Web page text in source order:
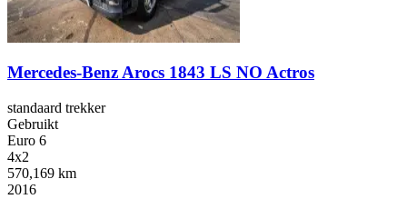
Mercedes-Benz Arocs 1843 LS NO Actros
standaard trekker
Gebruikt
Euro 6
4x2
570,169 km
2016